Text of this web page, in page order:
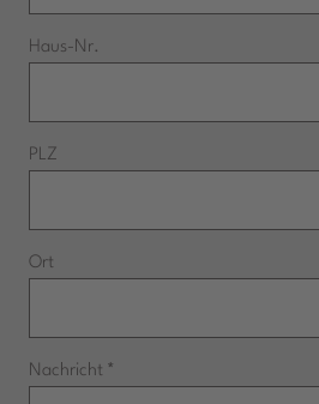
Haus-Nr.
PLZ
Ort
Nachricht *